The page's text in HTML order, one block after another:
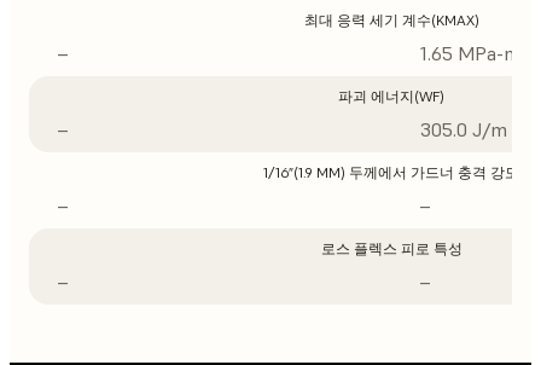
최대 응력 세기 계수(KMAX)
– 1.65 MPa-m1/
파괴 에너지(WF)
– 305.0 J/m
1/16”(1.9 MM) 두께에서 가드너 충격 강도
– –
로스 플렉스 피로 특성
– –